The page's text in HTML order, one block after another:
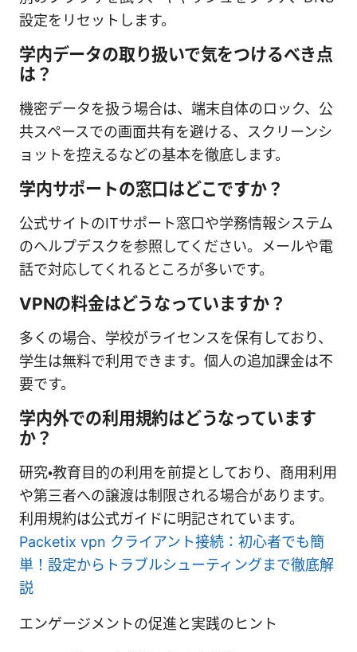
設定をリセットします。
学内データの取り扱いで気をつけるべき点
は？
機密データを扱う場合は、端末自体のロック、公
共スペースでの画面共有を避ける、スクリーンシ
ョットを控えるなどの基本を徹底します。
学内サポートの窓口はどこですか？
公式サイトのITサポート窓口や学務情報システム
のヘルプデスクを参照してください。メールや電
話で対応してくれるところが多いです。
VPNの料金はどうなっていますか？
多くの場合、学校がライセンスを保有しており、
学生は無料で利用できます。個人の追加課金は不
要です。
学内外での利用規約はどうなっています
か？
研究・教育目的の利用を前提としており、商用利用
や第三者への譲渡は制限される場合があります。
利用規約は公式ガイドに明記されています。
Packetix vpn クライアント接続：初心者でも簡
単！設定からトラブルシューティングまで徹底解
説
エンゲージメントの促進と実践のヒント